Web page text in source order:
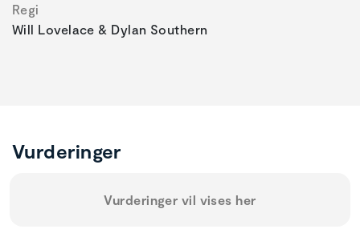
Regi
Will Lovelace & Dylan Southern
Vurderinger
Vurderinger vil vises her